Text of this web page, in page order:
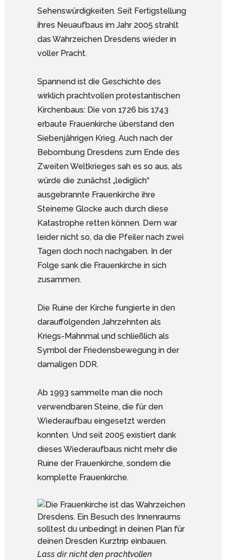
Sehenswürdigkeiten. Seit Fertigstellung
ihres Neuaufbaus im Jahr 2005 strahlt
das Wahrzeichen Dresdens wieder in
voller Pracht.
Spannend ist die Geschichte des
wirklich prachtvollen protestantischen
Kirchenbaus: Die von 1726 bis 1743
erbaute Frauenkirche überstand den
Siebenjährigen Krieg. Auch nach der
Bebombung Dresdens zum Ende des
Zweiten Weltkrieges sah es so aus, als
würde die zunächst „lediglich“
ausgebrannte Frauenkirche ihre
Steinerne Glocke auch durch diese
Katastrophe retten können. Dem war
leider nicht so, da die Pfeiler nach zwei
Tagen doch noch nachgaben. In der
Folge sank die Frauenkirche in sich
zusammen.
Die Ruine der Kirche fungierte in den
darauffolgenden Jahrzehnten als
Kriegs-Mahnmal und schließlich als
Symbol der Friedensbewegung in der
damaligen DDR.
Ab 1993 sammelte man die noch
verwendbaren Steine, die für den
Wiederaufbau eingesetzt werden
konnten. Und seit 2005 existiert dank
dieses Wiederaufbaus nicht mehr die
Ruine der Frauenkirche, sondern die
komplette Frauenkirche.
Lass dir nicht den prachtvollen